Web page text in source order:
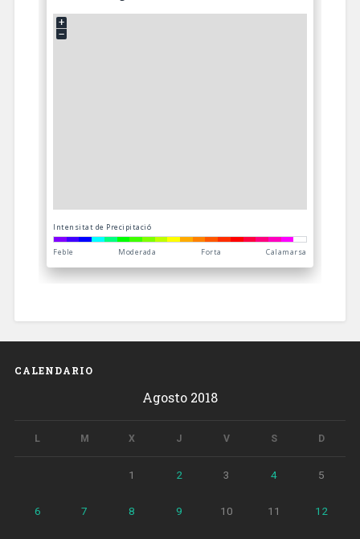
CALENDARIO
Agosto 2018
L M X J V S D
1 2 3 4 5
6 7 8 9 10 11 12